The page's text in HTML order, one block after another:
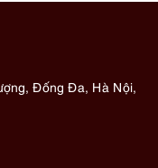
Đống Đa, Hà Nội,